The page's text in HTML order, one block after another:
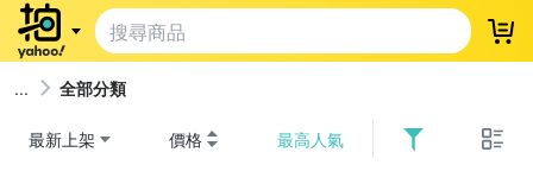
登
全部分類
最新上架 價格 最高人氣